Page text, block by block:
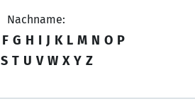
Nachname:
F G H I J K L M N O P
S T U V W X Y Z